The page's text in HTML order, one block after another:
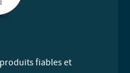
fiables et